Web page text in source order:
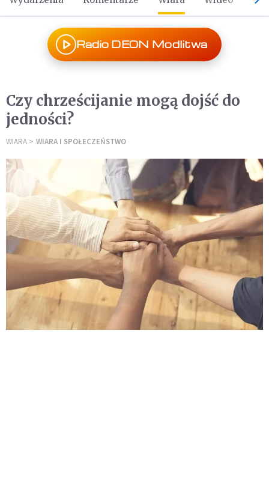
Radio DEON Modlitwa
Czy chrześcijanie mogą dojść do
jedności?
WIARA WIARA I SPOŁECZEŃSTWO